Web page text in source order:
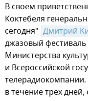
В своем
Коктебеля
сегодня" Дмитрий
джазовый
Министерства
и Всероссийской
в течение трех дней,